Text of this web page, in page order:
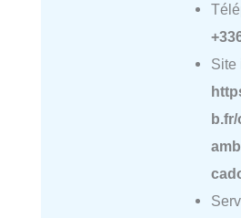
Site